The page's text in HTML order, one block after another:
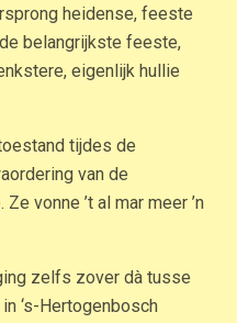
heidense, feeste
belangrijkste feeste,
eigenlijk hullie
tijdes de
van de
vonne ’t al mar meer ’n
zelfs zover dà tusse
‘s-Hertogenbosch